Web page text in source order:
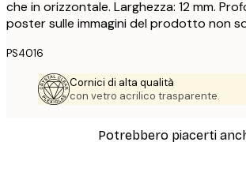
che in orizzontale. Larghezza: 12 mm.
poster sulle immagini del prodotto non
PS4016
Cornici di alta qualità
con vetro acrilico trasparente.
Potrebbero piacerti